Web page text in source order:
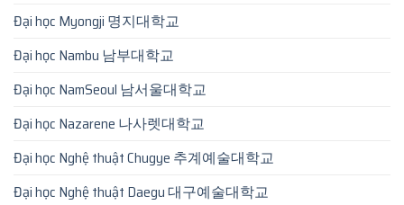
Đại học Myongji 명지대학교
Đại học Nambu 남부대학교
Đại học NamSeoul 남서울대학교
Đại học Nazarene 나사렛대학교
Đại học Nghệ thuật Chugye 추계예술대학교
Đại học Nghệ thuật Daegu 대구예술대학교